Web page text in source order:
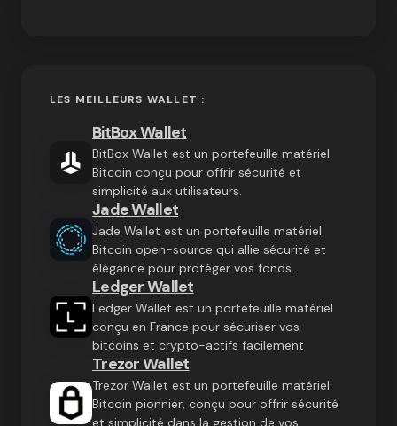
LES MEILLEURS WALLET :
BitBox Wallet
BitBox Wallet est un portefeuille matériel
Bitcoin conçu pour offrir sécurité et
simplicité aux utilisateurs.
Jade Wallet
Jade Wallet est un portefeuille matériel
Bitcoin open-source qui allie sécurité et
élégance pour protéger vos fonds.
Ledger Wallet
Ledger Wallet est un portefeuille matériel
conçu en France pour sécuriser vos
bitcoins et crypto-actifs facilement
Trezor Wallet
Trezor Wallet est un portefeuille matériel
Bitcoin pionnier, conçu pour offrir sécurité
et simplicité dans la gestion de vos